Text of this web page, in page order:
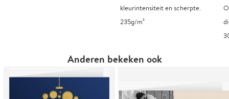
kleurintensiteit en scherpte.
235g/m²
Anderen bekeken ook